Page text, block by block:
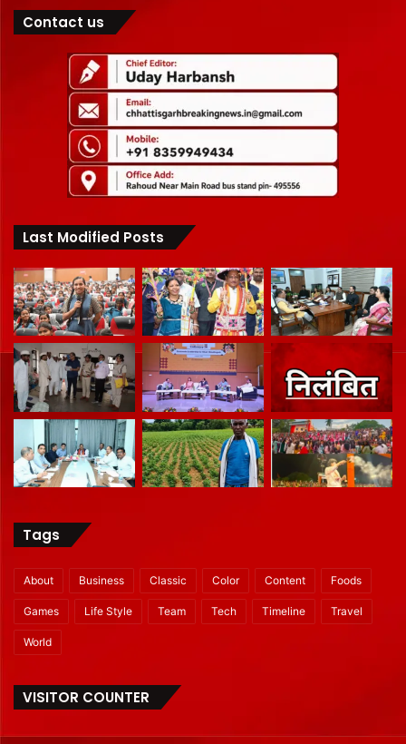
Contact us
Last Modified Posts
Tags
About Business Classic Color Content Foods
Games Life Style Team Tech Timeline Travel
World
VISITOR COUNTER